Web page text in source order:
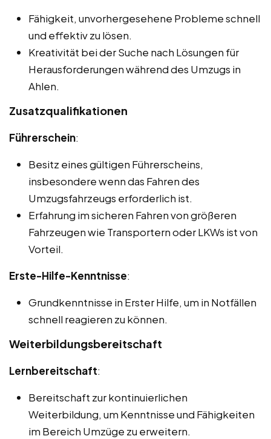
Fähigkeit, unvorhergesehene Probleme schnell
und effektiv zu lösen.
Kreativität bei der Suche nach Lösungen für
Herausforderungen während des Umzugs in
Ahlen.
Zusatzqualifikationen
Führerschein:
Besitz eines gültigen Führerscheins,
insbesondere wenn das Fahren des
Umzugsfahrzeugs erforderlich ist.
Erfahrung im sicheren Fahren von größeren
Fahrzeugen wie Transportern oder LKWs ist von
Vorteil.
Erste-Hilfe-Kenntnisse:
Grundkenntnisse in Erster Hilfe, um in Notfällen
schnell reagieren zu können.
Weiterbildungsbereitschaft
Lernbereitschaft:
Bereitschaft zur kontinuierlichen
Weiterbildung, um Kenntnisse und Fähigkeiten
im Bereich Umzüge zu erweitern.